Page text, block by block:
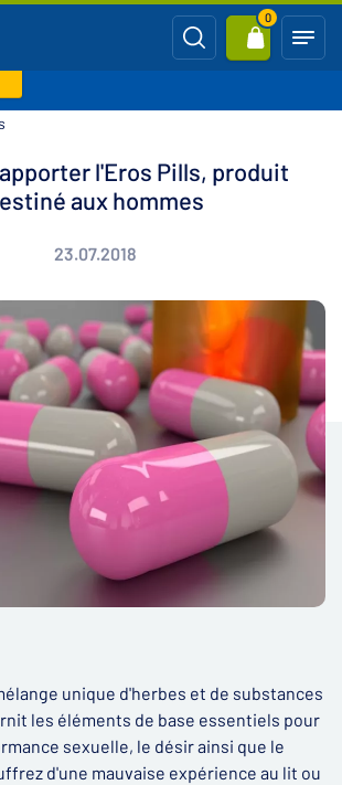
0
l'Eros Pills, produit
aux hommes
23.07.2018
unique d'herbes et de substances
les éléments de base essentiels pour
sexuelle, le désir ainsi que le
d'une mauvaise expérience au lit ou